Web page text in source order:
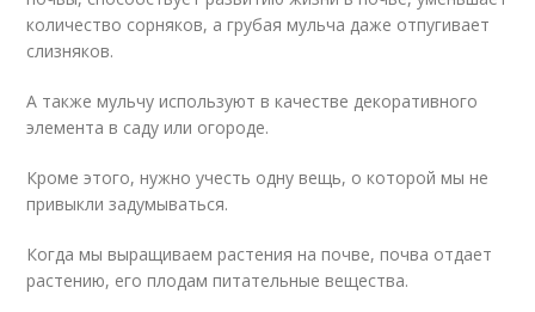
количество сорняков, а грубая мульча даже отпугивает
слизняков.
А также мульчу используют в качестве декоративного
элемента в саду или огороде.
Кроме этого, нужно учесть одну вещь, о которой мы не
привыкли задумываться.
Когда мы выращиваем растения на почве, почва отдает
растению, его плодам питательные вещества.